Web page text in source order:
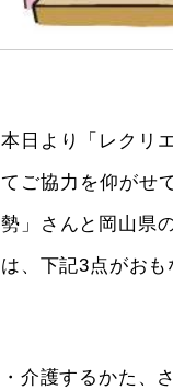
本日より「レクリ
てご協力を仰がせ
勢」さんと岡山県
は、下記3点がおも
・介護するかた、